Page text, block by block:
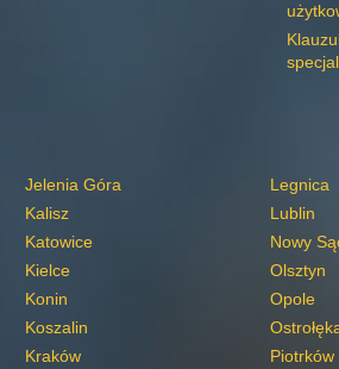
Jelenia Góra
Kalisz
Katowice
Kielce
Konin
Koszalin
Kraków
Legnica
Lublin
Nowy
Olsztyn
Opole